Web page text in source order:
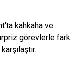
kahkaha ve
görevlerle fark